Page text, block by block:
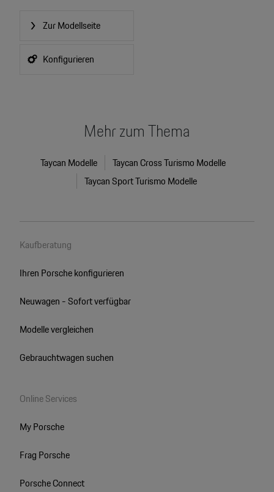
Zur Modellseite
Konfigurieren
Mehr zum Thema
Taycan Modelle
Taycan Cross Turismo Modelle
Taycan Sport Turismo Modelle
Kaufberatung
Ihren Porsche konfigurieren
Neuwagen - Sofort verfügbar
Modelle vergleichen
Gebrauchtwagen suchen
Online Services
My Porsche
Frag Porsche
Porsche Connect